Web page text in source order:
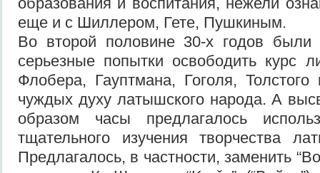
еще и с Шиллером, Гете, Пушкиным.
Во второй половине 30-х годов
серьезные попытки освободить курс
Флобера, Гауптмана, Гоголя, Толстого
чуждых духу латышского народа. А
образом часы предлагалось
тщательного изучения творчества
Предлагалось, в частности, заменить